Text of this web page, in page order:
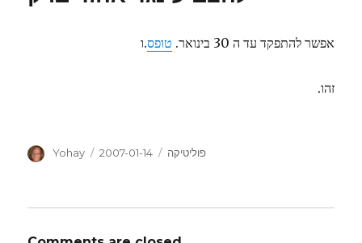
אפשר להתפקד עד ה 30 בינואר. טופס.ו
זהו.
Author
Yohay
Posted
2007-01-14 Categories
פוליטיקה